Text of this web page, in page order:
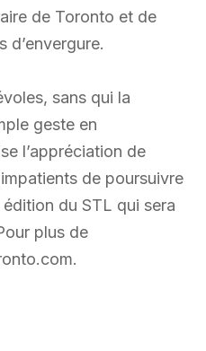
de Toronto et de
d’envergure.
sans qui la
geste en
l’appréciation de
de poursuivre
du STL qui sera
plus de